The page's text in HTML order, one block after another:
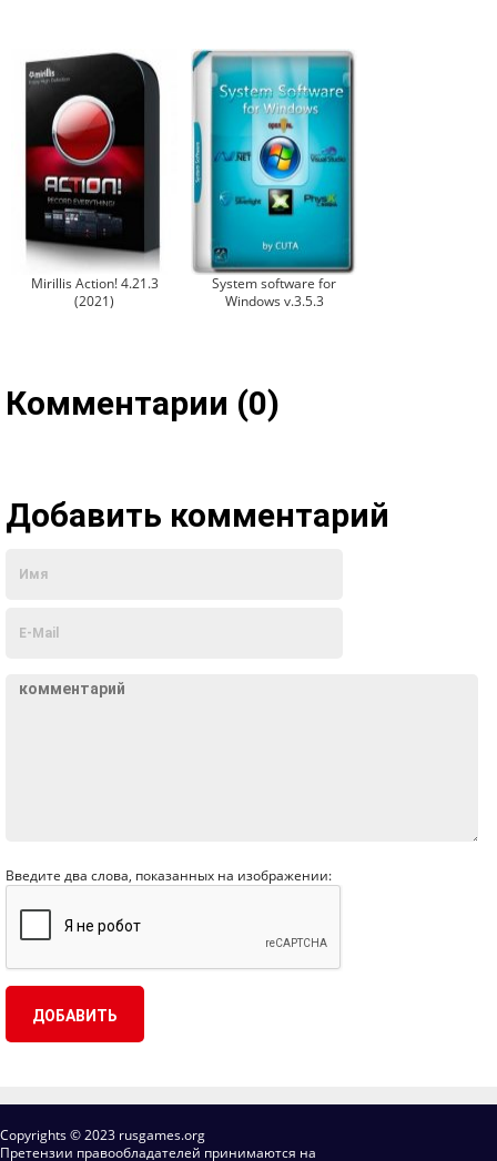
Mirillis Action! 4.21.3
(2021)
System software for
Windows v.3.5.3
Комментарии (0)
Добавить комментарий
Введите два слова, показанных на изображении:
Copyrights © 2023 rusgames.org
Претензии правообладателей принимаются на